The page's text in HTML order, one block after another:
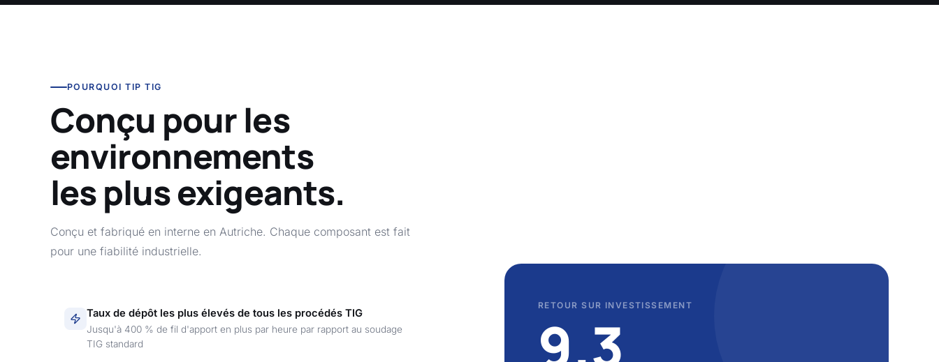
POURQUOI TIP TIG
Conçu pour les
environnements
les plus exigeants.
Conçu et fabriqué en interne en Autriche. Chaque composant est fait
pour une fiabilité industrielle.
Taux de dépôt les plus élevés de tous les procédés TIG
Jusqu'à 400 % de fil d'apport en plus par heure par rapport au soudage
TIG standard
RETOUR SUR INVESTISSEMENT
9.3